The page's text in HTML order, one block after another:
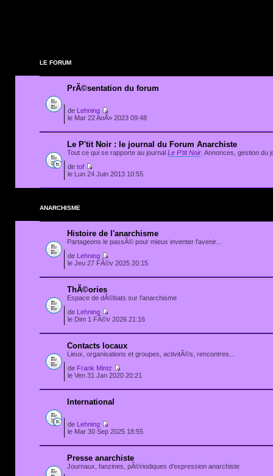
LE FORUM
PrÃ©sentation du forum
de
Lehning
le Mar 22 AoÃ» 2023 09:48
Le P'tit Noir : le journal du Forum Anarchiste
Tout ce qui se rapporte au journal Le P'tit Noir . Annonces, gestion du
de tof
le Lun 24 Juin 2013 10:55
ANARCHISME
Histoire de l'anarchisme
Partageons le passÃ© pour mieux inventer l'avenir...
de
Lehning
le Jeu 27 FÃ©v 2025 20:15
ThÃ©ories
Espace de dÃ©bats sur l'anarchisme
de
Lehning
le Dim 1 FÃ©v 2026 21:16
Contacts locaux
Lieux, organisations et groupes, activitÃ©s, rencontres...
de Frank Mintz
le Ven 31 Jan 2020 20:21
International
de
Lehning
le Mar 30 Sep 2025 18:55
Presse anarchiste
Journaux, fanzines, pÃ©riodiques d'expression anarchiste